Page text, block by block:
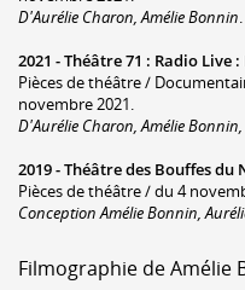
D'Aurélie Charon, Amélie Bonnin.
2021 -Théâtre 71 : Radio Live :
Pièces de théâtre /
novembre 2021.
D'Aurélie Charon, Amélie
2019 -Théâtre des Bouffes du
Pièces de théâtre / du 4
Conception Amélie Bonnin,
Filmographie de Amélie